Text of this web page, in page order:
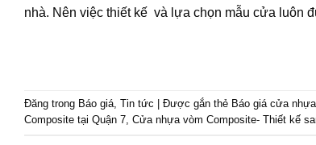
nhà. Nên việc thiết kế và lựa chọn mẫu cửa luôn
Đăng trong Báo giá, Tin tức Được gắn thẻ Báo giá cửa
Composite tại Quận 7, Cửa nhựa vòm Composite- Thiết kế